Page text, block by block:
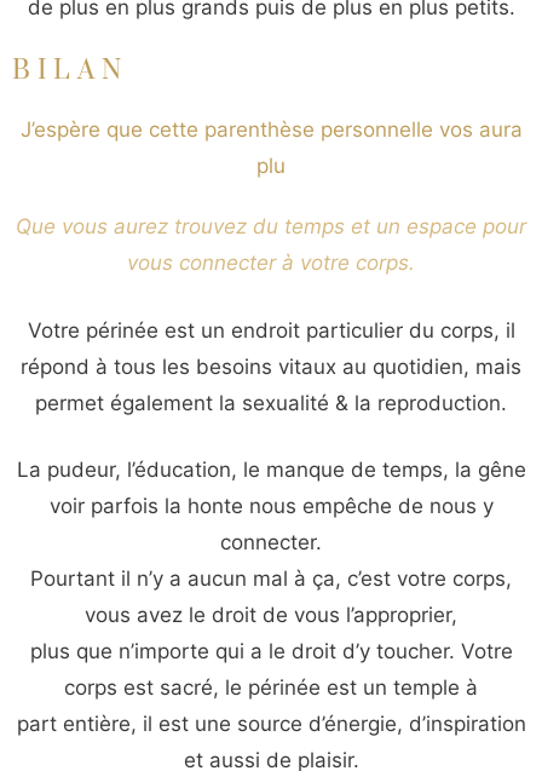
de plus en plus grands puis de plus en plus petits.
BILAN
J’espère que cette parenthèse personnelle vos aura
plu
Que vous aurez trouvez du temps et un espace pour
vous connecter à votre corps.
Votre périnée est un endroit particulier du corps, il
répond à tous les besoins vitaux au quotidien, mais
permet également la sexualité & la reproduction.
La pudeur, l’éducation, le manque de temps, la gêne
voir parfois la honte nous empêche de nous y
connecter.
Pourtant il n’y a aucun mal à ça, c’est votre corps,
vous avez le droit de vous l’approprier,
plus que n’importe qui a le droit d’y toucher. Votre
corps est sacré, le périnée est un temple à
part entière, il est une source d’énergie, d’inspiration
et aussi de plaisir.